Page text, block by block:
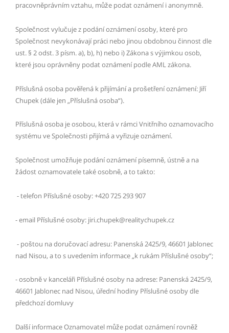
pracovněprávním vztahu, může podat oznámení i anonymně.
Společnost vylučuje z podání oznámení osoby, které pro
Společnost nevykonávají práci nebo jinou obdobnou činnost dle
ust. § 2 odst. 3 písm. a), b), h) nebo i) Zákona s výjimkou osob,
které jsou oprávněny podat oznámení podle AML zákona.
Příslušná osoba pověřená k přijímání a prošetření oznámení: Jiří
Chupek (dále jen „Příslušná osoba“).
Příslušná osoba je osobou, která v rámci Vnitřního oznamovacího
systému ve Společnosti přijímá a vyřizuje oznámení.
Společnost umožňuje podání oznámení písemně, ústně a na
žádost oznamovatele také osobně, a to takto:
- telefon Příslušné osoby: +420 725 293 907
- email Příslušné osoby: jiri.chupek@realitychupek.cz
- poštou na doručovací adresu: Panenská 2425/9, 46601 Jablonec
nad Nisou, a to s uvedením informace „k rukám Příslušné osoby“;
- osobně v kanceláři Příslušné osoby na adrese: Panenská 2425/9,
46601 Jablonec nad Nisou, úřední hodiny Příslušné osoby dle
předchozí domluvy
Další informace Oznamovatel může podat oznámení rovněž